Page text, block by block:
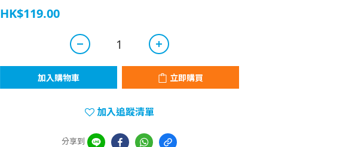
HK$119.00
加入購物車 立即購買
加入追蹤清單
分享到